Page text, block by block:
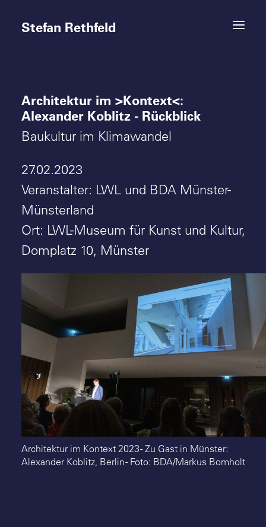
Stefan Rethfeld
Termine
Projekte
Vita
Kontakt
Architektur im >Kontext<:
Alexander Koblitz - Rückblick
Baukultur im Klimawandel
27.02.2023
Veranstalter: LWL und BDA Münster-
Münsterland
Ort: LWL-Museum für Kunst und Kultur,
Domplatz 10, Münster
Architektur im Kontext 2023 - Zu Gast in Münster:
Alexander Koblitz, Berlin - Foto: BDA/Markus Bomholt